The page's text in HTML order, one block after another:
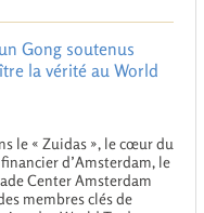
Gong soutenus
la vérité au World
le « Zuidas », le cœur du
d’Amsterdam, le
Center Amsterdam
membres clés de